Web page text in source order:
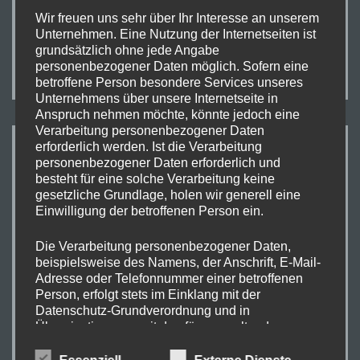
Sonntag den 05.05. sind wir auf dem Kirschblütenfest
im Autohaus Fehrmann in Gehrde bei Bersenbrück.
WIR HABEN ES GESCHAFFT!
Wir freuen uns sehr über Ihr Interesse an unserem
Unternehmen. Eine Nutzung der Internetseiten ist
grundsätzlich ohne jede Angabe
personenbezogener Daten möglich. Sofern eine
betroffene Person besondere Services unseres
Unternehmens über unsere Internetseite in
Anspruch nehmen möchte, könnte jedoch eine
Verarbeitung personenbezogener Daten
erforderlich werden. Ist die Verarbeitung
personenbezogener Daten erforderlich und
besteht für eine solche Verarbeitung keine
gesetzliche Grundlage, holen wir generell eine
Einwilligung der betroffenen Person ein.
Die Verarbeitung personenbezogener Daten,
beispielsweise des Namens, der Anschrift, E-Mail-
Adresse oder Telefonnummer einer betroffenen
Person, erfolgt stets im Einklang mit der
Datenschutz-Grundverordnung und in
Übereinstimmung mit den für uns geltenden